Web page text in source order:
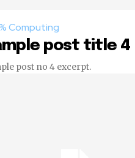
Computing
post title 4
post no 4 excerpt.